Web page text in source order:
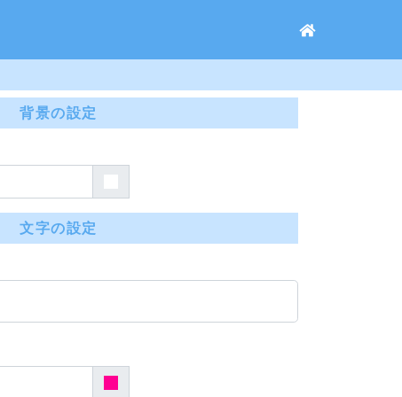
背景の設定
文字の設定